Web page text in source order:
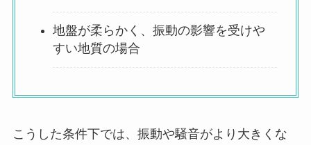
地盤が柔らかく、振動の影響を受けや
すい地質の場合
こうした条件下では、振動や騒音がより大きくな